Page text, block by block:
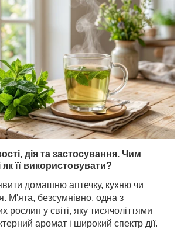
дія та застосування. Чим
її використовувати?
домашню аптечку, кухню чи
М'ята, безсумнівно, одна з
рослин у світі, яку тисячоліттями
аромат і широкий спектр дії.